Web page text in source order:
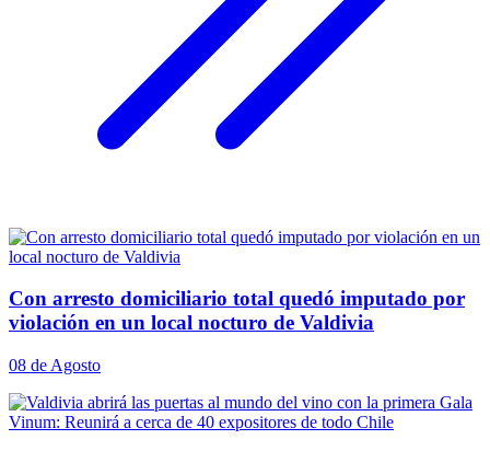
Con arresto domiciliario total quedó imputado por
violación en un local nocturo de Valdivia
08 de Agosto